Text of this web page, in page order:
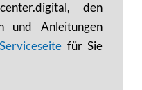
den
und Anleitungen
Serviceseite für Sie